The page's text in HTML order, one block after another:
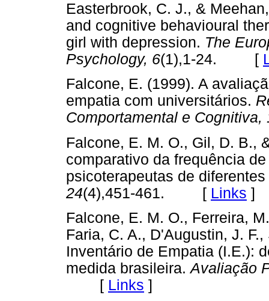
Easterbrook, C. J., &
and cognitive behavioural
girl with depression. The
Psychology, 6(1),1-24. [
Falcone, E. (1999). A
empatia com universitários.
Comportamental e Cognitiva,
Falcone, E. M. O., Gil, D. B.,
comparativo da frequência
psicoterapeutas de
24(4),451-461. [ Links ]
Falcone, E. M. O., Ferreira,
Faria, C. A., D'Augustin, J.
Inventário de Empatia (I.E.):
medida brasileira.Avaliação
[ Links ]